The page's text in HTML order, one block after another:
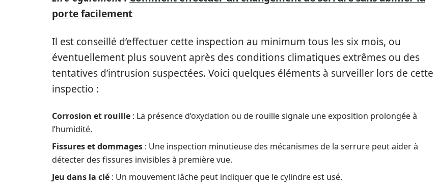
porte facilement
Il est conseillé d’effectuer cette inspection au minimum tous les six mois, ou
éventuellement plus souvent après des conditions climatiques extrêmes ou des
tentatives d’intrusion suspectées. Voici quelques éléments à surveiller lors de cette
inspectio :
Corrosion et rouille : La présence d’oxydation ou de rouille signale une exposition prolongée à
l’humidité.
Fissures et dommages : Une inspection minutieuse des mécanismes de la serrure peut aider à
détecter des fissures invisibles à première vue.
Jeu dans la clé : Un mouvement lâche peut indiquer que le cylindre est usé.